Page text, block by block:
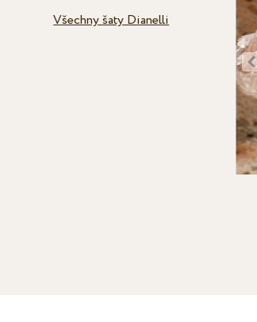
Všechny šaty Dianelli